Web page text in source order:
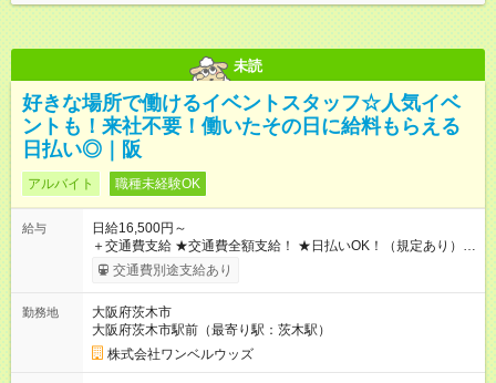
未読
好きな場所で働けるイベントスタッフ☆人気イベ
ントも！来社不要！働いたその日に給料もらえる
日払い◎｜阪
アルバイト 職種未経験OK
給与
日給16,500円～
＋交通費支給 ★交通費全額支給！ ★日払いOK！（規定あり） ┗
働いたその日に現金GET♪ お仕事後はコンビニATMから 日払
交通費別途支給あり
勤務地
大阪府茨木市
大阪府茨木市駅前（最寄り駅：茨木駅）
株式会社ワンベルウッズ